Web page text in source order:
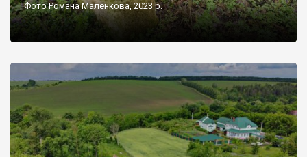
Фото Романа Маленкова, 2023 р.